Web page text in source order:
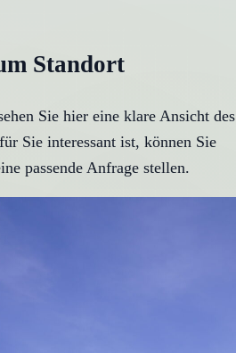
Standort
Sie hier eine klare Ansicht des
Sie interessant ist, können Sie
passende Anfrage stellen.